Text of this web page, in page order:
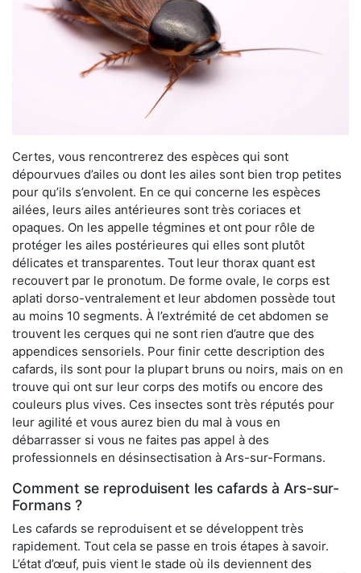
Certes, vous rencontrerez des espèces qui sont
dépourvues d’ailes ou dont les ailes sont bien trop petites
pour qu’ils s’envolent. En ce qui concerne les espèces
ailées, leurs ailes antérieures sont très coriaces et
opaques. On les appelle tégmines et ont pour rôle de
protéger les ailes postérieures qui elles sont plutôt
délicates et transparentes. Tout leur thorax quant est
recouvert par le pronotum. De forme ovale, le corps est
aplati dorso-ventralement et leur abdomen possède tout
au moins 10 segments. À l’extrémité de cet abdomen se
trouvent les cerques qui ne sont rien d’autre que des
appendices sensoriels. Pour finir cette description des
cafards, ils sont pour la plupart bruns ou noirs, mais on en
trouve qui ont sur leur corps des motifs ou encore des
couleurs plus vives. Ces insectes sont très réputés pour
leur agilité et vous aurez bien du mal à vous en
débarrasser si vous ne faites pas appel à des
professionnels en désinsectisation à Ars-sur-Formans.
Comment se reproduisent les cafards à Ars-sur-
Formans ?
Les cafards se reproduisent et se développent très
rapidement. Tout cela se passe en trois étapes à savoir.
L’état d’œuf, puis vient le stade où ils deviennent des